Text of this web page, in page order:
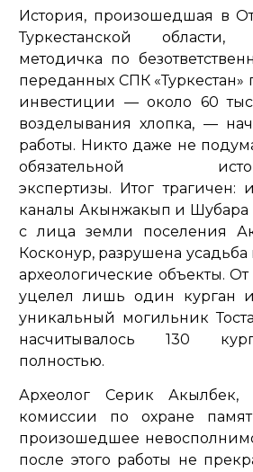
История, произошедшая в
Туркестанской
методичка по
переданных СПК
инвестиции — около 60
возделывания хлопка, —
работы. Никто даже не
обязательной
экспертизы. Итог трагичен:
каналы Акынжакып и Шубара
с лица земли поселения
Косконур, разрушена
археологические объекты.
уцелел лишь один курган
уникальный могильник
насчитывалось 130
полностью.
Археолог Серик Акылбек,
комиссии по охране
произошедшее
после этого работы не